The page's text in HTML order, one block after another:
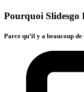
Pourquoi Slidesgo
Parce qu’il y a beaucoup